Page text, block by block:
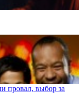
провал, выбор за